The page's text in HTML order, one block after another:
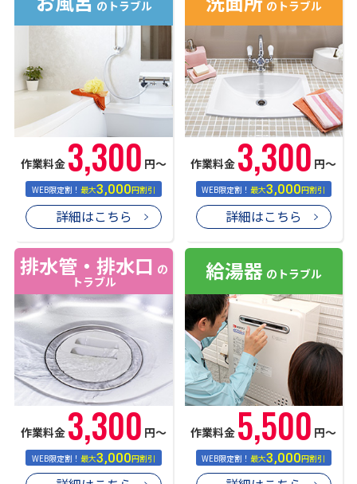
のトラブル
作業料金 3,300 円〜
WEB限定割！最大3,000円割引
詳細はこちら
のトラブル
作業料金 3,300 円〜
WEB限定割！最大3,000円割引
詳細はこちら
排水管・排水口 の
トラブル
作業料金 3,300 円〜
WEB限定割！最大3,000円割引
給湯器 のトラブル
作業料金 5,500 円〜
WEB限定割！最大3,000円割引